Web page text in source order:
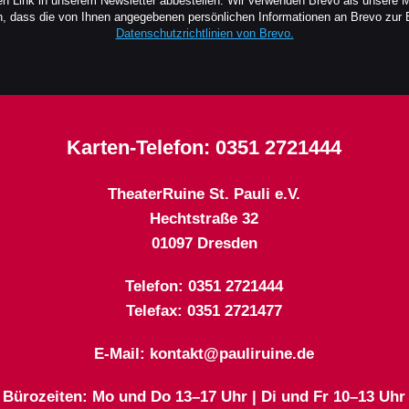
dass die von Ihnen angegebenen persönlichen Informationen an Brevo zur
Datenschutzrichtlinien von Brevo.
Karten-Telefon:0351 2721444
TheaterRuine St. Pauli e.V.
Hechtstraße 32
01097 Dresden
Telefon: 0351 2721444
Telefax: 0351 2721477
E-Mail: kontakt@pauliruine.de
Bürozeiten: Mo und Do 13–17 Uhr | Di und Fr 10–13 Uhr